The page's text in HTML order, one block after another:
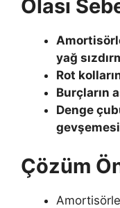
Olası
yağ
Rot
Burçların
Denge
gevşemesi
Çözüm